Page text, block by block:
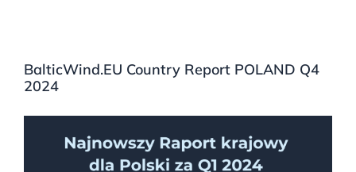
BalticWind.EU Country Report POLAND Q4
2024